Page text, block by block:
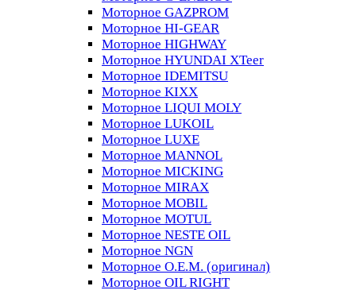
Моторное GAZPROM
Моторное HI-GEAR
Моторное HIGHWAY
Моторное HYUNDAI XTeer
Моторное IDEMITSU
Моторное KIXX
Моторное LIQUI MOLY
Моторное LUKOIL
Моторное LUXE
Моторное MANNOL
Моторное MICKING
Моторное MIRAX
Моторное MOBIL
Моторное MOTUL
Моторное NESTE OIL
Моторное NGN
Моторное O.E.M. (оригинал)
Моторное OIL RIGHT